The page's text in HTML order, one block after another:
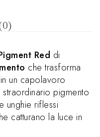
Red di
che trasforma
in un capolavoro
pigmento
unghie riflessi
catturano la luce in